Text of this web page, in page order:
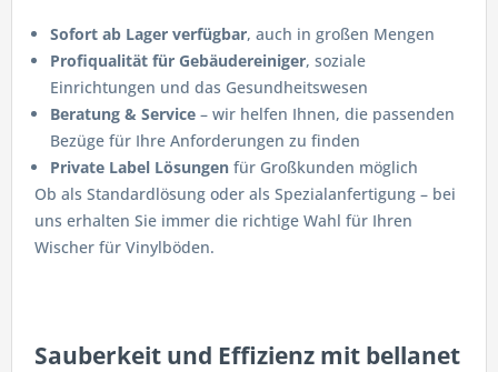
Sofort ab Lager verfügbar, auch in großen Mengen
Profiqualität für Gebäudereiniger, soziale
Einrichtungen und das Gesundheitswesen
Beratung & Service – wir helfen Ihnen, die passenden
Bezüge für Ihre Anforderungen zu finden
Private Label Lösungen für Großkunden möglich
Ob als Standardlösung oder als Spezialanfertigung – bei
uns erhalten Sie immer die richtige Wahl für Ihren
Wischer für Vinylböden.
Sauberkeit und Effizienz mit bellanet